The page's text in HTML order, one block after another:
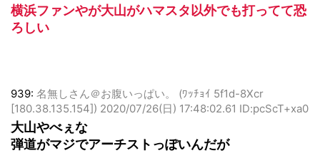
横浜ファンやが大山がハマスタ以外でも打ってて恐
ろしい
939: 名無しさん＠お腹いっぱい。 (ﾜｯﾁｮｲ 5f1d-8Xcr
[180.38.135.154]) 2020/07/26(日) 17:48:02.61 ID:pcScT+xa0
大山やべぇな
弾道がマジでアーチストっぽいんだが